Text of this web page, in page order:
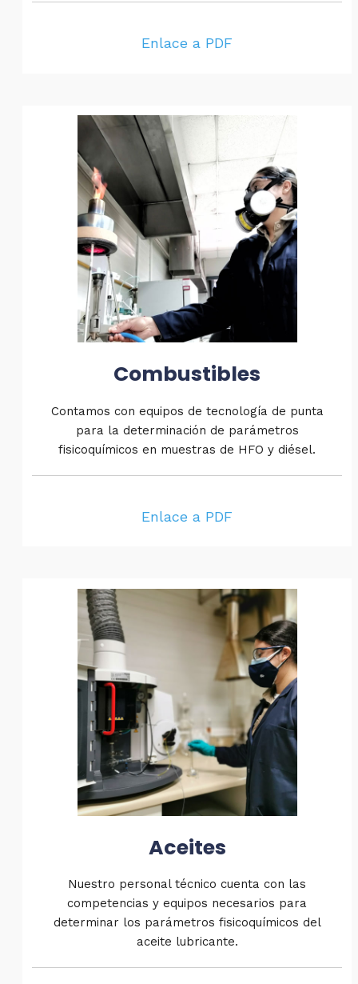
Enlace a PDF
Combustibles
Contamos con equipos de tecnología de punta
para la determinación de parámetros
fisicoquímicos en muestras de HFO y diésel.
Enlace a PDF
Aceites
Nuestro personal técnico cuenta con las
competencias y equipos necesarios para
determinar los parámetros fisicoquímicos del
aceite lubricante.